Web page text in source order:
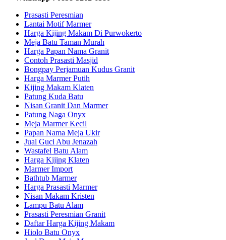
Prasasti Peresmian
Lantai Motif Marmer
Harga Kijing Makam Di Purwokerto
Meja Batu Taman Murah
Harga Papan Nama Granit
Contoh Prasasti Masjid
Bongpay Perjamuan Kudus Granit
Harga Marmer Putih
Kijing Makam Klaten
Patung Kuda Batu
Nisan Granit Dan Marmer
Patung Naga Onyx
Meja Marmer Kecil
Papan Nama Meja Ukir
Jual Guci Abu Jenazah
Wastafel Batu Alam
Harga Kijing Klaten
Marmer Import
Bathtub Marmer
Harga Prasasti Marmer
Nisan Makam Kristen
Lampu Batu Alam
Prasasti Peresmian Granit
Daftar Harga Kijing Makam
Hiolo Batu Onyx